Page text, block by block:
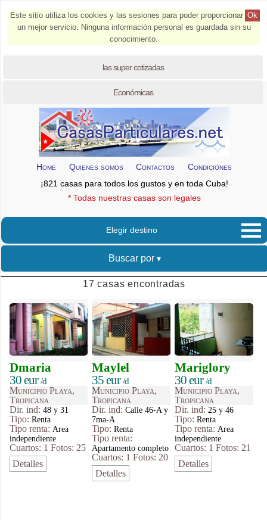
Ok
Este sitio utiliza los cookies y las sesiones para poder proporcionar
un mejor servicio. Ninguna información personal es guardada sin su
conocimiento.
las super cotizadas
Económicas
Home Quienes somos Contactos
Condiciones
¡821 casas para todos los gustos y en toda Cuba!
* Todas nuestras casas son legales
Elegir destino
Buscar por
17 casas encontradas
Dmaria
30 eur/d
Municipio Playa,
Tropicana
Dir. ind: 48 y 31
Tipo: Renta
Tipo renta: Area
independiente
Cuartos: 1 Fotos: 25
Detalles
Maylel
35 eur/d
Municipio Playa,
Tropicana
Dir. ind:Calle 46-A y
7ma-A
Tipo:Renta
Tipo renta:
Apartamento completo
Cuartos: 1 Fotos: 20
Detalles
Mariglory
30 eur/d
Municipio Playa,
Tropicana
Dir. ind: 25 y 46
Tipo:Renta
Tipo renta: Area
independiente
Cuartos: 1 Fotos: 21
Detalles